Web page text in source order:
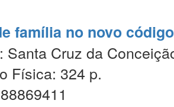
família no novo
Santa Cruz da
Física: 324 p.